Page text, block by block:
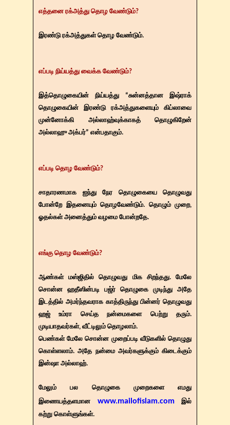
எத்தனை ரக்அத்து தொழ வேண்டும்?
இரண்டு ரக்அத்துகள் தொழ வேண்டும்.
எப்படி நிய்யத்து வைக்க வேண்டும்?
இத்தொழுகையின் நிய்யத்து “சுன்னத்தான இஷ்ராக்
தொழுகையின் இரண்டு ரக்அத்துகளையும் கிப்லாவை
முன்னோக்கி அல்லாஹ்வுக்காகத் தொழுகிறேன்
அல்லாஹு அக்பர்” என்பதாகும்.
எப்படி தொழ வேண்டும்?
சாதாரணமாக ஐந்து நேர தொழுகையை தொழுவது
போன்றே இதனையும் தொழவேண்டும். தொழும் முறை,
ஓதல்கள் அனைத்தும் வழமை போன்றதே.
எங்கு தொழ வேண்டும்?
ஆண்கள் மஸ்ஜிதில் தொழுவது மிக சிறந்தது. மேலே
சொன்ன ஹதீஸின்படி பஜ்ர் தொழுகை முடிந்து அதே
இடத்தில் அமர்ந்தவராக காத்திருந்து பின்னர் தொழுவது
ஹஜ் உம்ரா செய்த நன்மைகளை பெற்று தரும்.
முடியாதவர்கள், வீட்டிலும் தொழலாம்.
பெண்கள் மேலே சொன்ன முறைப்படி வீடுகளில் தொழுது
கொள்ளலாம். அதே நன்மை அவர்களுக்கும் கிடைக்கும்
இன்ஷா அல்லாஹ்.
மேலும் பல தொழுகை முறைகளை எமது
இணையத்தளமான www.mailofislam.comஇல்
கற்று கொள்ளுங்கள்.